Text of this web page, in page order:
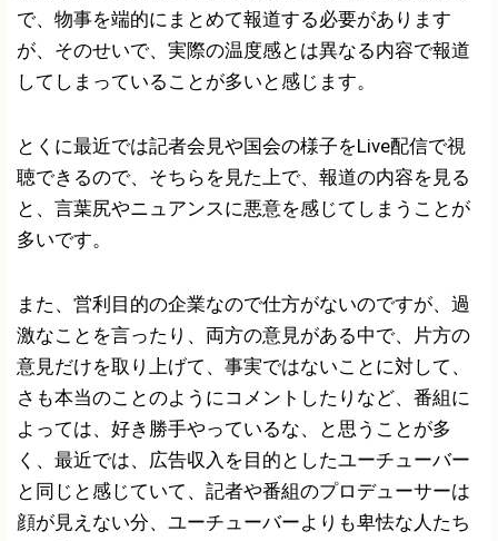
で、物事を端的にまとめて報道する必要があります
が、そのせいで、実際の温度感とは異なる内容で報道
してしまっていることが多いと感じます。
とくに最近では記者会見や国会の様子をLive配信で視
聴できるので、そちらを見た上で、報道の内容を見る
と、言葉尻やニュアンスに悪意を感じてしまうことが
多いです。
また、営利目的の企業なので仕方がないのですが、過
激なことを言ったり、両方の意見がある中で、片方の
意見だけを取り上げて、事実ではないことに対して、
さも本当のことのようにコメントしたりなど、番組に
よっては、好き勝手やっているな、と思うことが多
く、最近では、広告収入を目的としたユーチューバー
と同じと感じていて、記者や番組のプロデューサーは
顔が見えない分、ユーチューバーよりも卑怯な人たち